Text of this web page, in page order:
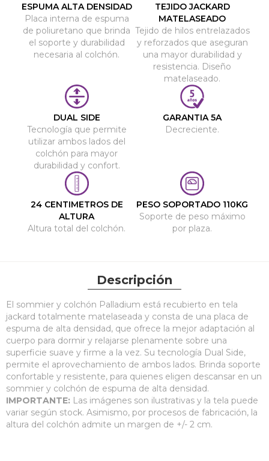
ESPUMA ALTA DENSIDAD
Placa interna de espuma
de poliuretano que brinda
el soporte y durabilidad
necesaria al colchón.
TEJIDO JACKARD
MATELASEADO
Tejido de hilos entrelazados
y reforzados que aseguran
una mayor durabilidad y
resistencia. Diseño
matelaseado.
DUAL SIDE
Tecnología que permite
utilizar ambos lados del
colchón para mayor
durabilidad y confort.
GARANTIA 5A
Decreciente.
24 CENTIMETROS DE
ALTURA
Altura total del colchón.
PESO SOPORTADO 110KG
Soporte de peso máximo
por plaza.
Descripción
El sommier y colchón Palladium está recubierto en tela
jackard totalmente matelaseada y consta de una placa de
espuma de alta densidad, que ofrece la mejor adaptación al
cuerpo para dormir y relajarse plenamente sobre una
superficie suave y firme a la vez. Su tecnología Dual Side,
permite el aprovechamiento de ambos lados. Brinda soporte
confortable y resistente, para quienes eligen descansar en un
sommier y colchón de espuma de alta densidad.
IMPORTANTE: Las imágenes son ilustrativas y la tela puede
variar según stock. Asimismo, por procesos de fabricación, la
altura del colchón admite un margen de +/- 2 cm.